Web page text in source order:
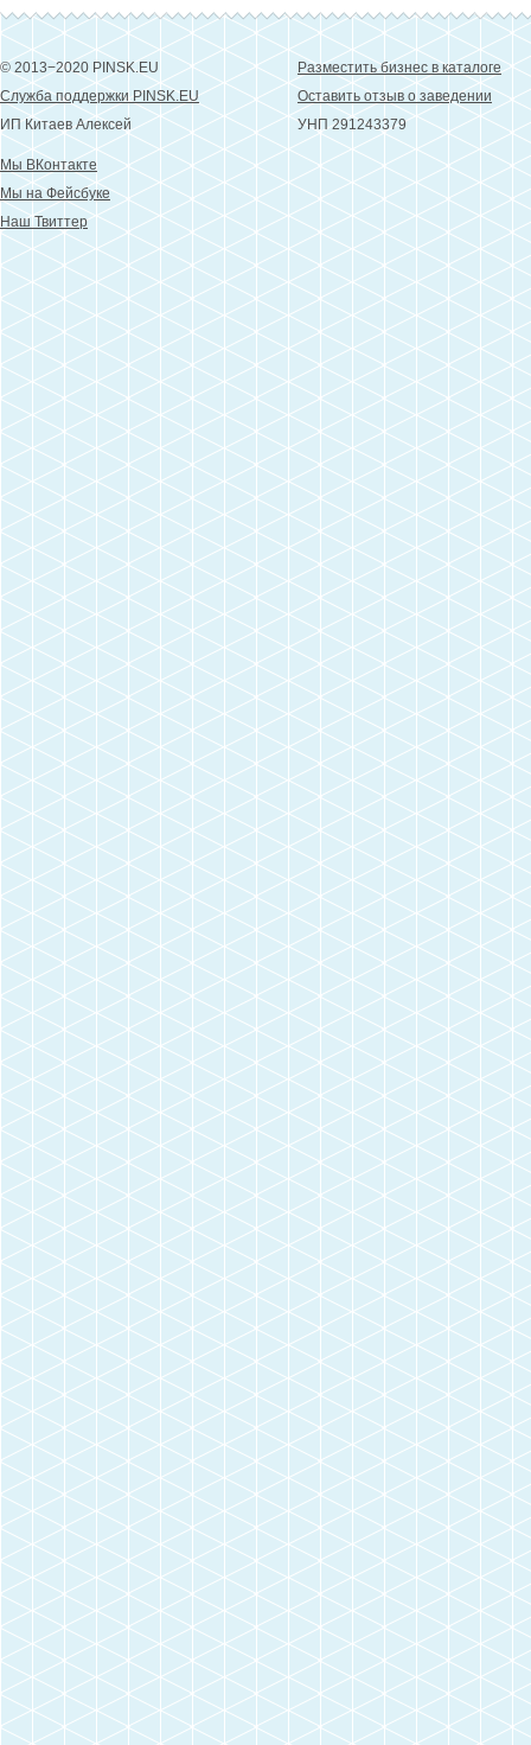
© 2013−2020 PINSK.EU
Служба поддержки PINSK.EU
ИП Китаев Алексей
Разместить бизнес в каталоге
Оставить отзыв о заведении
УНП 291243379
Мы ВКонтакте
Мы на Фейсбуке
Наш Твиттер